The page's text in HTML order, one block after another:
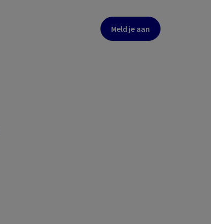
Meld je aan